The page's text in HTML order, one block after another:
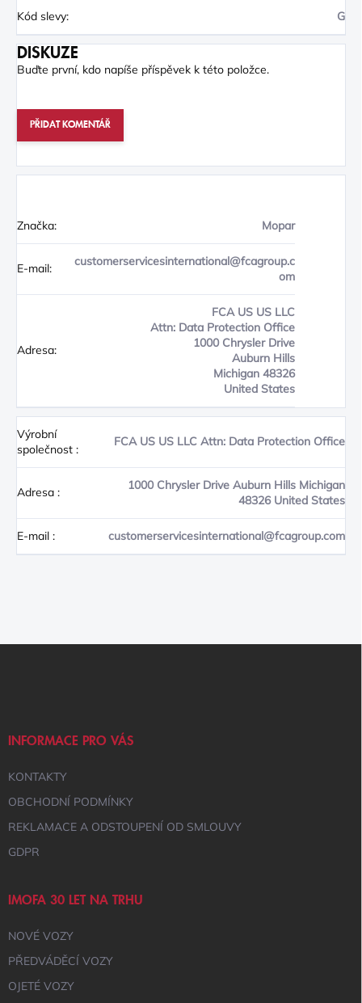
Kód slevy: G
DISKUZE
Buďte první, kdo napíše příspěvek k této položce.
PŘIDAT KOMENTÁŘ
Značka: Mopar
E-mail:
customerservicesinternational@fcagroup.c
om
Adresa:
FCA US US LLC
Attn: Data Protection Office
1000 Chrysler Drive
Auburn Hills
Michigan 48326
United States
Výrobní
společnost :
FCA US US LLC Attn: Data Protection Office
Adresa :
1000 Chrysler Drive Auburn Hills Michigan
48326 United States
E-mail : customerservicesinternational@fcagroup.com
INFORMACE PRO VÁS
KONTAKTY
OBCHODNÍ PODMÍNKY
REKLAMACE A ODSTOUPENÍ OD SMLOUVY
GDPR
IMOFA 30 LET NA TRHU
NOVÉ VOZY
PŘEDVÁDĚCÍ VOZY
OJETÉ VOZY